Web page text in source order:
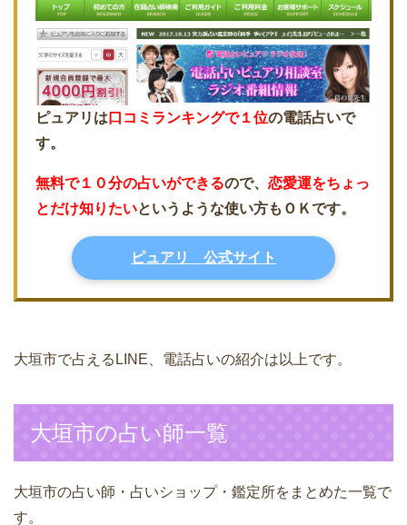
ピュアリは 口コミランキングで１位の電話占いで
す。
無料で１０分の占いができるので、 恋愛運をちょっ
とだけ知りたいというような使い方もＯＫです。
ピュアリ 公式サイト
大垣市で占えるLINE、電話占いの紹介は以上です。
大垣市の占い師一覧
大垣市の占い師・占いショップ・鑑定所をまとめた一覧で
す。